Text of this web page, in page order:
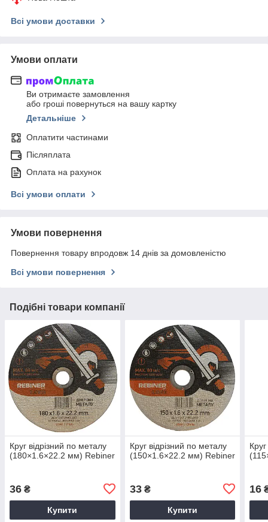
Всі умови доставки
Умови оплати
Ви отримаєте замовлення
або гроші повернуться на вашу картку
Детальніше
Оплатити частинами
Післяплата
Оплата на рахунок
Всі умови оплати
Умови повернення
Повернення товару впродовж 14 днів за домовленістю
Всі умови повернення
Подібні товари компанії
Круг відрізний по металу
(180×1.6×22.2 мм) Rebiner
36 ₴
Купити
Круг відрізний по металу
(150×1.6×22.2 мм) Rebiner
33₴
Купити
16